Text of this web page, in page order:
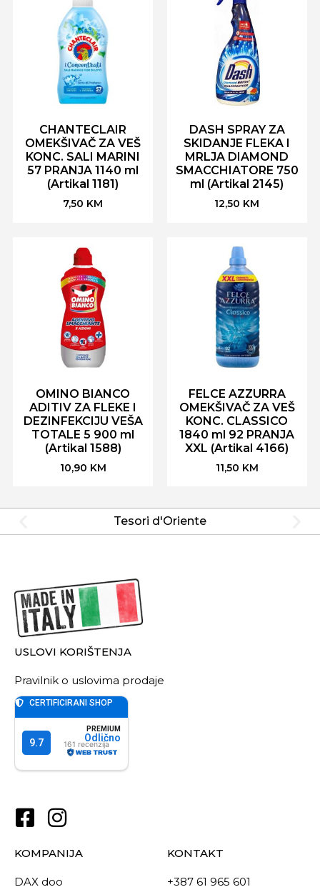
CHANTECLAIR
OMEKŠIVAČ ZA VEŠ
KONC. SALI MARINI
57 PRANJA 1140 ml
(Artikal 1181)
7,50 KM
DASH SPRAY ZA
SKIDANJE FLEKA I
MRLJA DIAMOND
SMACCHIATORE 750
ml (Artikal 2145)
12,50 KM
OMINO BIANCO
ADITIV ZA FLEKE I
DEZINFEKCIJU VEŠA
TOTALE 5 900 ml
(Artikal 1588)
10,90 KM
FELCE AZZURRA
OMEKŠIVAČ ZA VEŠ
KONC. CLASSICO
1840 ml 92 PRANJA
XXL (Artikal 4166)
11,50 KM
Tesori d'Oriente
USLOVI KORIŠTENJA
Pravilnik o uslovima prodaje
KOMPANIJA
DAX doo
KONTAKT
+387 61 965 601